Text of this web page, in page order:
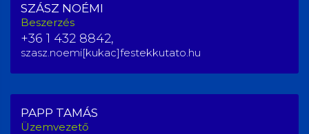
SZÁSZ NOÉMI
Beszerzés
+36 1 432 8842,
szasz.noemi[kukac]festekkutato.hu
PAPP TAMÁS
Üzemvezető